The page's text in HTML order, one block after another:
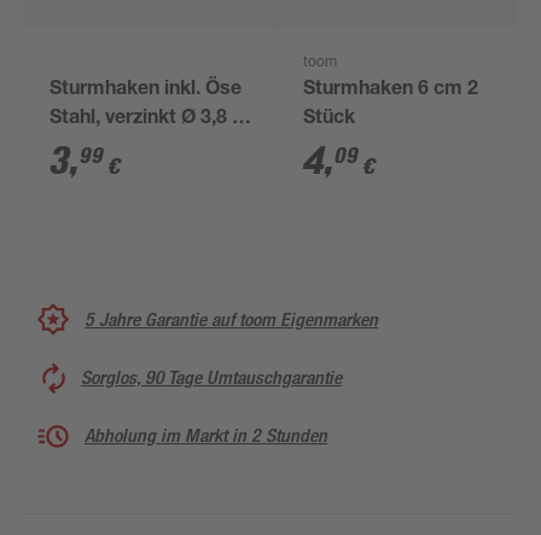
Sturmhaken inkl. Öse
Stahl, verzinkt Ø 3,8 x
100 mm
3,99 €
toom
Sturmhaken 6 cm 2
Stück
4,09 €
5 Jahre Garantie auf toom Eigenmarken
Sorglos, 90 Tage Umtauschgarantie
Abholung im Markt in 2 Stunden